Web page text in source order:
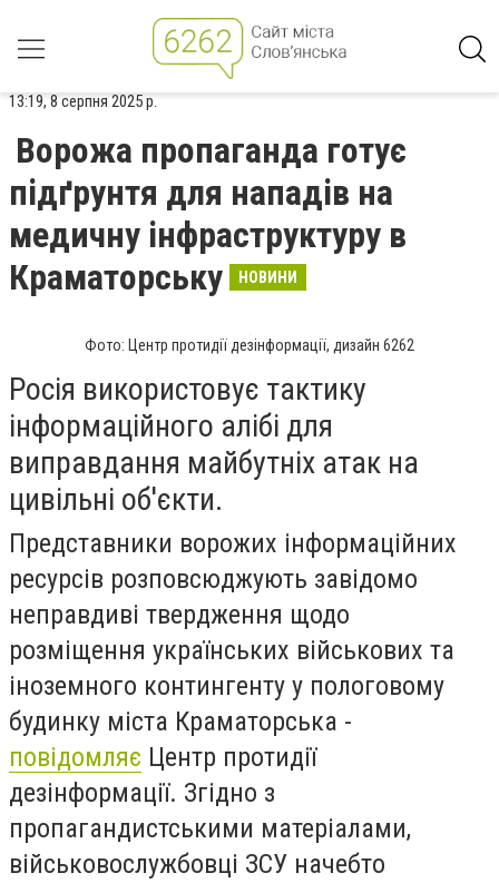
13:19, 8 серпня 2025 р.
Ворожа пропаганда готує
підґрунтя для нападів на
медичну інфраструктуру в
Краматорську
НОВИНИ
Фото: Центр протидії дезінформації, дизайн 6262
Росія використовує тактику
інформаційного алібі для
виправдання майбутніх атак на
цивільні об'єкти.
Представники ворожих інформаційних
ресурсів розповсюджують завідомо
неправдиві твердження щодо
розміщення українських військових та
іноземного контингенту у пологовому
будинку міста Краматорська -
повідомляє Центр протидії
дезінформації. Згідно з
пропагандистськими матеріалами,
військовослужбовці ЗСУ начебто